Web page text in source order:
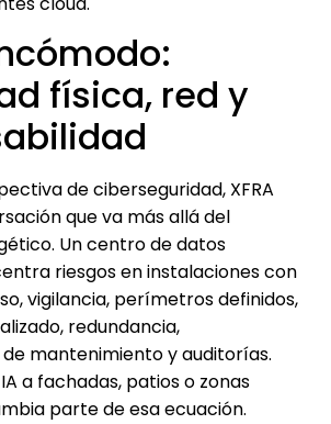
física, red y
de ciberseguridad, XFRA
que va más allá del
Un centro de datos
riesgos en instalaciones con
vigilancia, perímetros definidos,
redundancia,
mantenimiento y auditorías.
a fachadas, patios o zonas
parte de esa ecuación.